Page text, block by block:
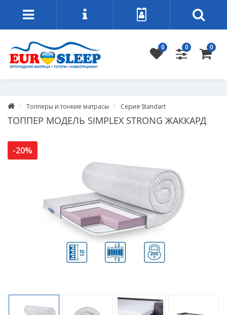
0 0 0
Топперы и тонкие матрасы Серия Standart
ТОППЕР МОДЕЛЬ SIMPLEX STRONG ЖАККАРД
-20%